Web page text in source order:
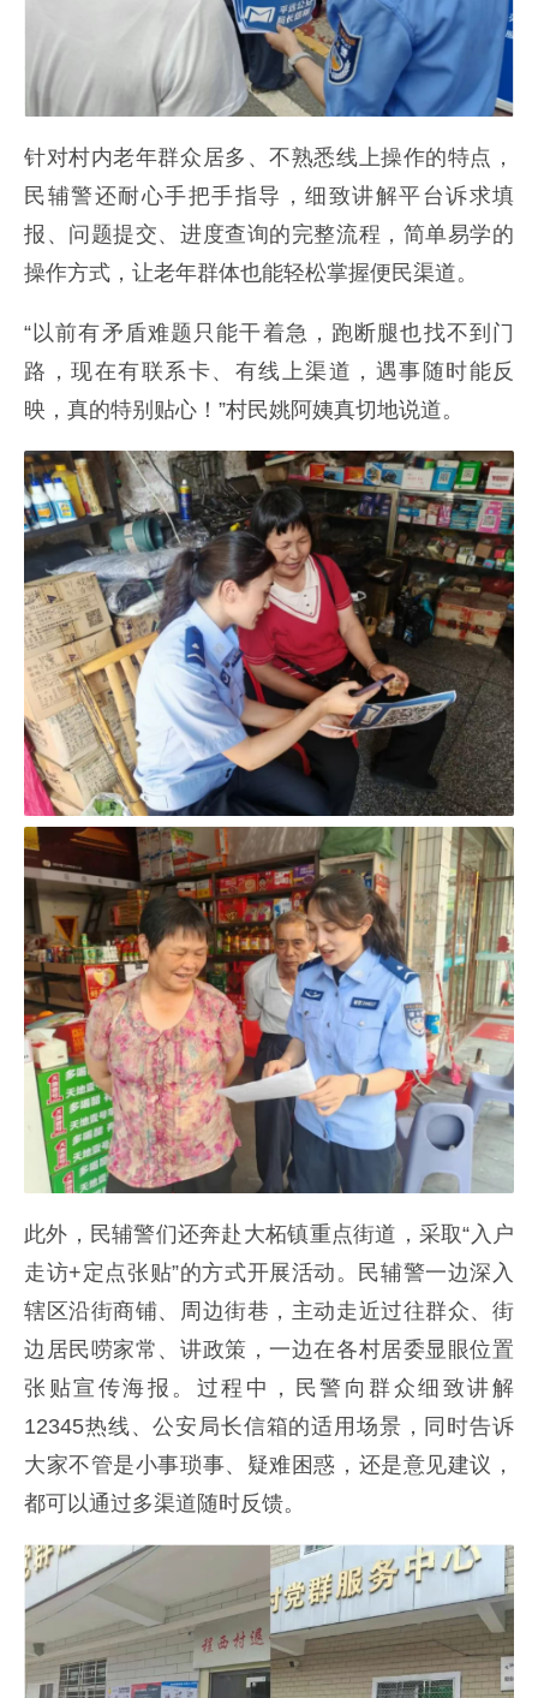
针对村内老年群众居多、不熟悉线上操作的特点，
民辅警还耐心手把手指导，细致讲解平台诉求填
报、问题提交、进度查询的完整流程，简单易学的
操作方式，让老年群体也能轻松掌握便民渠道。
“以前有矛盾难题只能干着急，跑断腿也找不到门
路，现在有联系卡、有线上渠道，遇事随时能反
映，真的特别贴心！”村民姚阿姨真切地说道。
此外，民辅警们还奔赴大柘镇重点街道，采取“入户
走访+定点张贴”的方式开展活动。民辅警一边深入
辖区沿街商铺、周边街巷，主动走近过往群众、街
边居民唠家常、讲政策，一边在各村居委显眼位置
张贴宣传海报。过程中，民警向群众细致讲解
12345热线、公安局长信箱的适用场景，同时告诉
大家不管是小事琐事、疑难困惑，还是意见建议，
都可以通过多渠道随时反馈。